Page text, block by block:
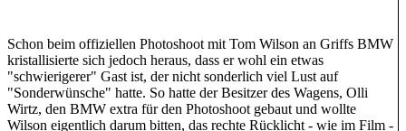
Schon beim offiziellen Photoshoot mit Tom Wilson an Griffs BMW
kristallisierte sich jedoch heraus, dass er wohl ein etwas
"schwierigerer" Gast ist, der nicht sonderlich viel Lust auf
"Sonderwünsche" hatte. So hatte der Besitzer des Wagens, Olli
Wirtz, den BMW extra für den Photoshoot gebaut und wollte
Wilson eigentlich darum bitten, das rechte Rücklicht - wie im Film -